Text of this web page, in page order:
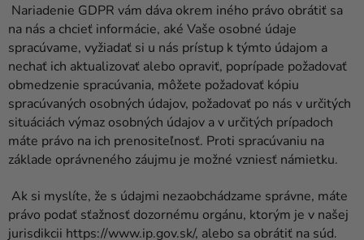
Nariadenie GDPR vám dáva okrem iného právo obrátiť sa
na nás a chcieť informácie, aké Vaše osobné údaje
spracúvame, vyžiadať si u nás prístup k týmto údajom a
nechať ich aktualizovať alebo opraviť, poprípade požadovať
obmedzenie spracúvania, môžete požadovať kópiu
spracúvaných osobných údajov, požadovať po nás v určitých
situáciách výmaz osobných údajov a v určitých prípadoch
máte právo na ich prenositeľnosť. Proti spracúvaniu na
základe oprávneného záujmu je možné vzniesť námietku.
Ak si myslíte, že s údajmi nezaobchádzame správne, máte
právo podať sťažnosť dozornému orgánu, ktorým je v našej
jurisdikcii https://www.ip.gov.sk/, alebo sa obrátiť na súd.